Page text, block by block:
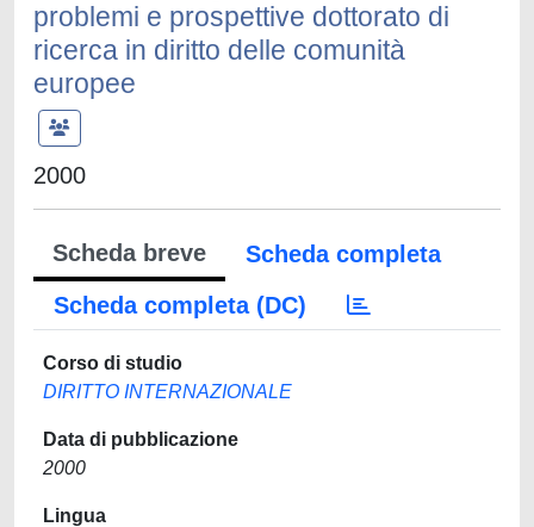
problemi e prospettive dottorato di
ricerca in diritto delle comunità
europee
2000
Scheda breve
Scheda completa
Scheda completa (DC)
Corso di studio
DIRITTO INTERNAZIONALE
Data di pubblicazione
2000
Lingua